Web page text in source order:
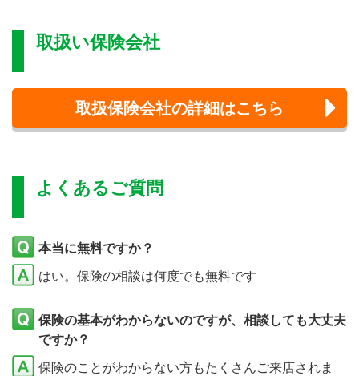
取扱い保険会社
取扱保険会社の詳細はこちら
よくあるご質問
本当に無料ですか？
はい。保険の相談は何度でも無料です
保険の基本がわからないのですが、相談しても大丈夫
ですか？
保険のことがわからない方もたくさんご来店されま